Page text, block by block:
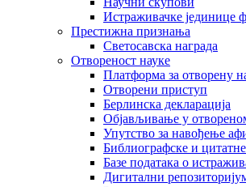
Истраживачке јединице
Престижна признања
Светосавска награда
Отвореност науке
Платформа за отворену
Отворени приступ
Берлинска декларација
Објављивање у
Упутство за навођење
Библиографске и цитатне
Базе података о
Дигитални